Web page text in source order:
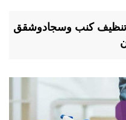
كنب وسجادوشقق